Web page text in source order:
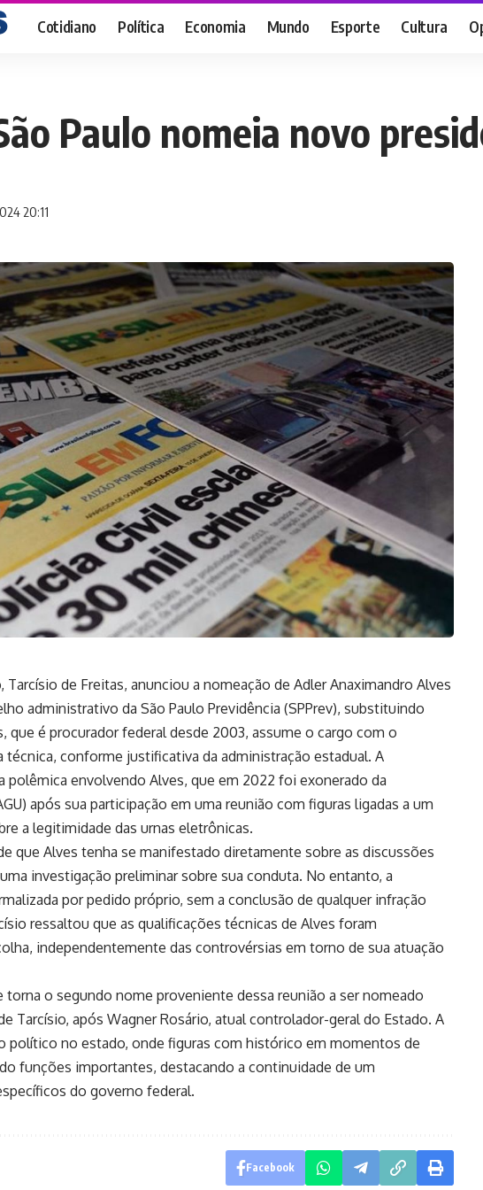
Cotidiano Política Economia Mundo Esporte Cultura
Paulo nomeia novo
20:11
Tarcísio de Freitas, anunciou a nomeação de Adler Anaximandro Alves
administrativo da São Paulo Previdência (SPPrev), substituindo
que é procurador federal desde 2003, assume o cargo com o
técnica, conforme justificativa da administração estadual. A
polêmica envolvendo Alves, que em 2022 foi exonerado da
após sua participação em uma reunião com figuras ligadas a um
a legitimidade das urnas eletrônicas.
que Alves tenha se manifestado diretamente sobre as discussões
investigação preliminar sobre sua conduta. No entanto, a
por pedido próprio, sem a conclusão de qualquer infração
ressaltou que as qualificações técnicas de Alves foram
independentemente das controvérsias em torno de sua atuação
torna o segundo nome proveniente dessa reunião a ser nomeado
Tarcísio, após Wagner Rosário, atual controlador-geral do Estado. A
político no estado, onde figuras com histórico em momentos de
funções importantes, destacando a continuidade de um
do governo federal.
Facebook